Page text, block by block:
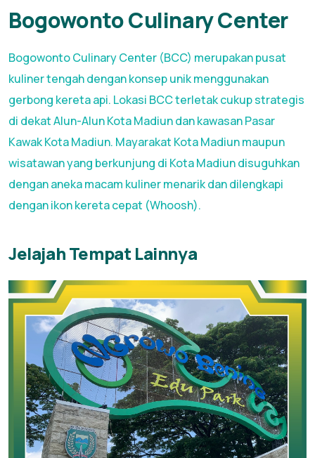
Bogowonto Culinary Center
Bogowonto Culinary Center (BCC) merupakan pusat
kuliner tengah dengan konsep unik menggunakan
gerbong kereta api. Lokasi BCC terletak cukup strategis
di dekat Alun-Alun Kota Madiun dan kawasan Pasar
Kawak Kota Madiun. Mayarakat Kota Madiun maupun
wisatawan yang berkunjung di Kota Madiun disuguhkan
dengan aneka macam kuliner menarik dan dilengkapi
dengan ikon kereta cepat (Whoosh).
Jelajah Tempat Lainnya